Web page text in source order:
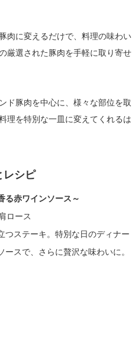
肉に変えるだけで、料理の味わい
厳選された豚肉を手軽に取り寄せ
ド豚肉を中心に、様々な部位を取
理を特別な一皿に変えてくれるは
レシピ
る赤ワインソース～
ロース
つステーキ。特別な日のディナー
スで、さらに贅沢な味わいに。